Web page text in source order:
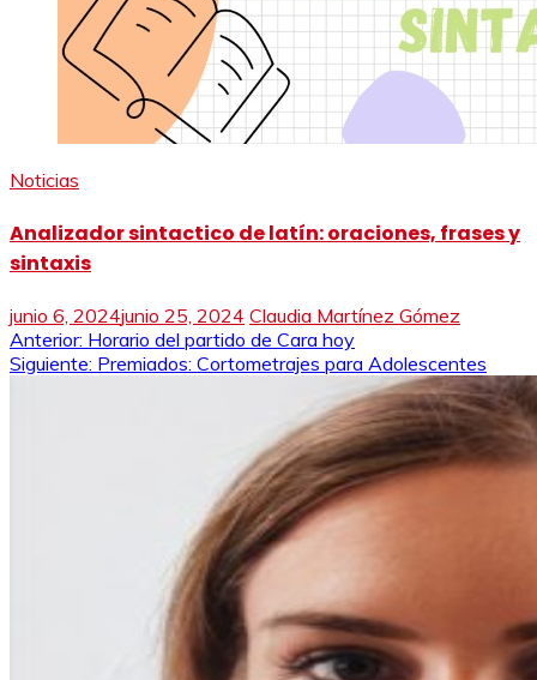
Noticias
Analizador sintactico de latín: oraciones, frases y
sintaxis
junio 6, 2024junio 25, 2024 Claudia Martínez Gómez
Navegación
de
Anterior: Horario del partido de Cara hoy
Siguiente: Premiados: Cortometrajes para Adolescentes